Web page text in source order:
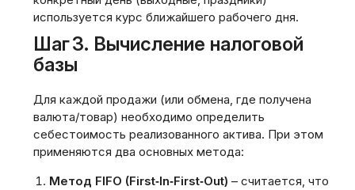
используется курс ближайшего рабочего дня.
Шаг 3. Вычисление налоговой
базы
Для каждой продажи (или обмена‚ где получена
валюта/товар) необходимо определить
себестоимость реализованного актива. При этом
применяются два основных метода:
Метод FIFO (First‑In‑First‑Out) – считается‚ что